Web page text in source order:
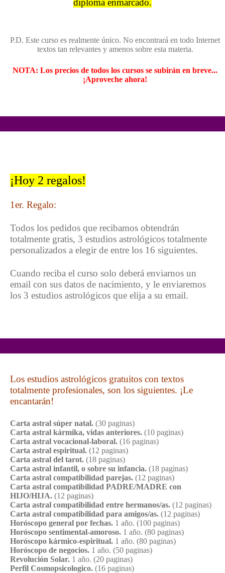
diploma enmarcado.
P.D. Este curso es realmente único. No encontrará en todo Internet
textos tan relevantes y amenos sobre esta materia.
NOTA: Los precios de todos los cursos se subirán en breve...
¡Aproveche ahora!
¡Hoy 2 regalos!
1er. Regalo:
Todos los pedidos que recibamos obtendrán
totalmente gratis, 3 estudios astrológicos totalmente
personalizados a elegir de entre los 16 siguientes.
Cuando reciba el curso solo deberá enviarnos un
email con sus datos de nacimiento, y le enviaremos
los 3 estudios astrológicos que elija a su email.
Los estudios astrológicos gratuitos con textos
totalmente profesionales, son los siguientes. ¡Le
encantarán!
Carta astral súper natal. (30 paginas)
Carta astral kármika, vidas anteriores. (10 paginas)
Carta astral vocacional-laboral. (16 paginas)
Carta astral espiritual. (12 paginas)
Carta astral del tarot. (18 paginas)
Carta astral infantil, o sobre su infancia. (18 paginas)
Carta astral compatibilidad parejas. (12 paginas)
Carta astral compatibilidad PADRE/MADRE con
HIJO/HIJA. (12 paginas)
Carta astral compatibilidad entre hermanos/as. (12 paginas)
Carta astral compatibilidad para amigos/as. (12 paginas)
Horóscopo general por fechas. 1 año. (100 paginas)
Horóscopo sentimental-amoroso. 1 año. (80 paginas)
Horóscopo kármico-espiritual. 1 año. (80 paginas)
Horóscopo de negocios. 1 año. (50 paginas)
Revolución Solar. 1 año. (20 paginas)
Perfil Cosmopsicologico. (16 paginas)